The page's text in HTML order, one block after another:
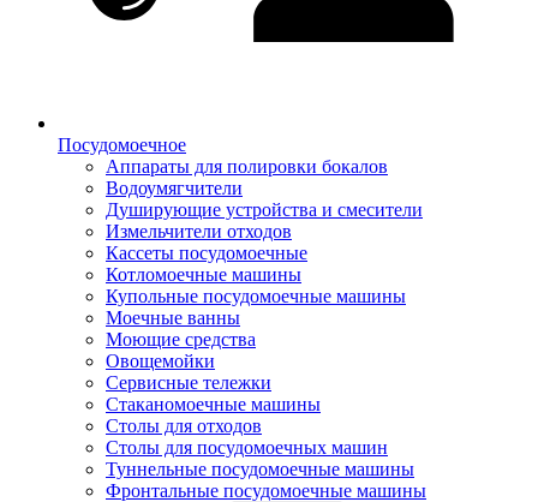
Посудомоечное
Аппараты для полировки бокалов
Водоумягчители
Душирующие устройства и смесители
Измельчители отходов
Кассеты посудомоечные
Котломоечные машины
Купольные посудомоечные машины
Моечные ванны
Моющие средства
Овощемойки
Сервисные тележки
Стаканомоечные машины
Столы для отходов
Столы для посудомоечных машин
Туннельные посудомоечные машины
Фронтальные посудомоечные машины